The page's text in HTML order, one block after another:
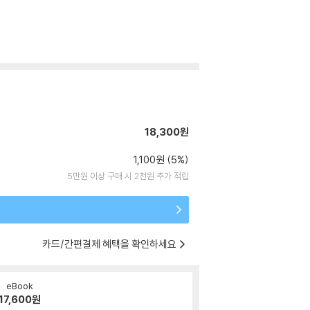
18,300원
1,100원 (5%)
5만원 이상 구매 시 2천원 추가 적립
카드/간편결제 혜택을 확인하세요
eBook
원